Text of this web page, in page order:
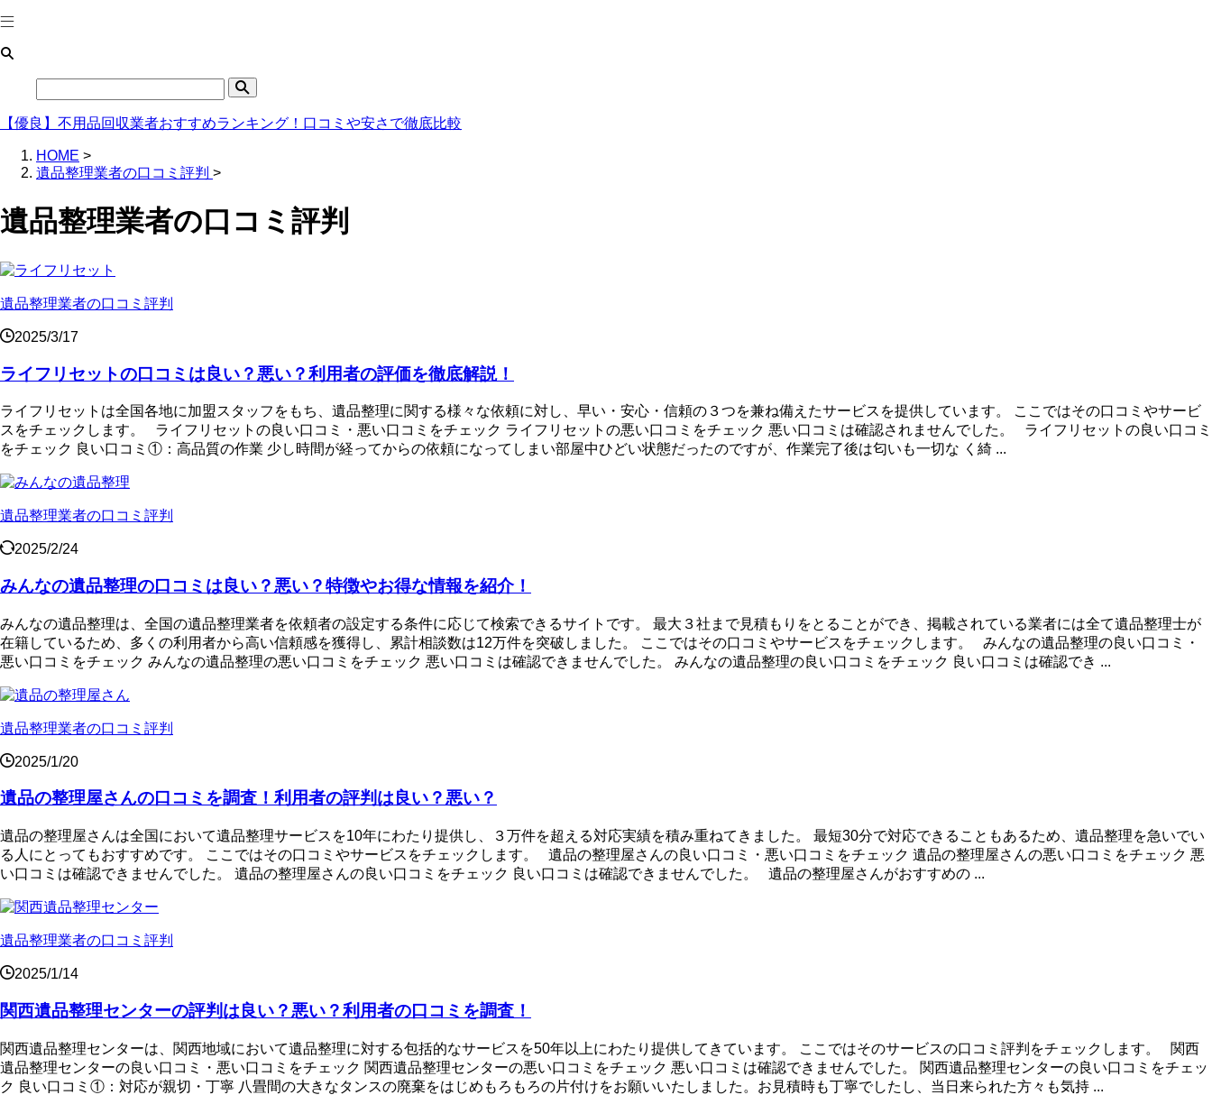
【優良】不用品回収業者おすすめランキング！口コミや安さで徹底比較
HOME >
遺品整理業者の口コミ評判 >
遺品整理業者の口コミ評判
遺品整理業者の口コミ評判
2025/3/17
ライフリセットの口コミは良い？悪い？利用者の評価を徹底解説！
ライフリセットは全国各地に加盟スタッフをもち、遺品整理に関する様々な依頼に対し、早い・安心・信頼の３つを兼ね備えたサービスを提供しています。 ここではその口コミやサービ
スをチェックします。 ライフリセットの良い口コミ・悪い口コミをチェック ライフリセットの悪い口コミをチェック 悪い口コミは確認されませんでした。 ライフリセットの良い口コミ
をチェック 良い口コミ①：高品質の作業 少し時間が経ってからの依頼になってしまい部屋中ひどい状態だったのですが、作業完了後は匂いも一切な く綺 ...
遺品整理業者の口コミ評判
2025/2/24
みんなの遺品整理の口コミは良い？悪い？特徴やお得な情報を紹介！
みんなの遺品整理は、全国の遺品整理業者を依頼者の設定する条件に応じて検索できるサイトです。 最大３社まで見積もりをとることができ、掲載されている業者には全て遺品整理士が
在籍しているため、多くの利用者から高い信頼感を獲得し、累計相談数は12万件を突破しました。 ここではその口コミやサービスをチェックします。 みんなの遺品整理の良い口コミ・
悪い口コミをチェック みんなの遺品整理の悪い口コミをチェック 悪い口コミは確認できませんでした。 みんなの遺品整理の良い口コミをチェック 良い口コミは確認でき ...
遺品整理業者の口コミ評判
2025/1/20
遺品の整理屋さんの口コミを調査！利用者の評判は良い？悪い？
遺品の整理屋さんは全国において遺品整理サービスを10年にわたり提供し、３万件を超える対応実績を積み重ねてきました。 最短30分で対応できることもあるため、遺品整理を急いでい
る人にとってもおすすめです。 ここではその口コミやサービスをチェックします。 遺品の整理屋さんの良い口コミ・悪い口コミをチェック 遺品の整理屋さんの悪い口コミをチェック 悪
い口コミは確認できませんでした。 遺品の整理屋さんの良い口コミをチェック 良い口コミは確認できませんでした。 遺品の整理屋さんがおすすめの ...
遺品整理業者の口コミ評判
2025/1/14
関西遺品整理センターの評判は良い？悪い？利用者の口コミを調査！
関西遺品整理センターは、関西地域において遺品整理に対する包括的なサービスを50年以上にわたり提供してきています。 ここではそのサービスの口コミ評判をチェックします。 関西
遺品整理センターの良い口コミ・悪い口コミをチェック 関西遺品整理センターの悪い口コミをチェック 悪い口コミは確認できませんでした。 関西遺品整理センターの良い口コミをチェッ
ク 良い口コミ①：対応が親切・丁寧 八畳間の大きなタンスの廃棄をはじめもろもろの片付けをお願いいたしました。お見積時も丁寧でしたし、当日来られた方々も気持 ...